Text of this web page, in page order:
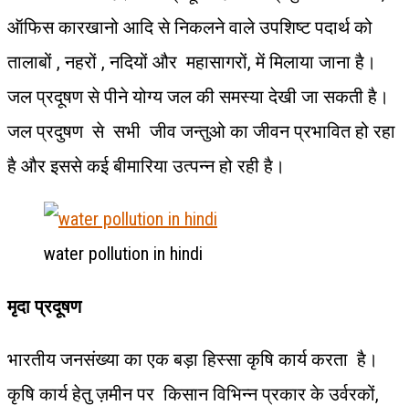
ऑफिस कारखानो आदि से निकलने वाले उपशिष्ट पदार्थ को
तालाबों , नहरों , नदियों और महासागरों, में मिलाया जाना है।
जल प्रदूषण से पीने योग्य जल की समस्या देखी जा सकती है।
जल प्रदुषण से सभी जीव जन्तुओ का जीवन प्रभावित हो रहा
है और इससे कई बीमारिया उत्पन्न हो रही है।
water pollution in hindi
मृदा प्रदूषण
भारतीय जनसंख्या का एक बड़ा हिस्सा कृषि कार्य करता है।
कृषि कार्य हेतु ज़मीन पर किसान विभिन्न प्रकार के उर्वरकों,